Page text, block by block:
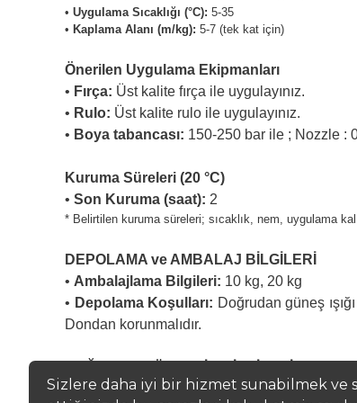
• Uygulama Sıcaklığı (°C): 5-35
• Kaplama Alanı (m/kg): 5-7 (tek kat için)
Önerilen Uygulama Ekipmanları
• Fırça: Üst kalite fırça ile uygulayınız.
• Rulo: Üst kalite rulo ile uygulayınız.
• Boya tabancası: 150-250 bar ile ; Nozzle :
Kuruma Süreleri (20 °C)
• Son Kuruma (saat): 2
* Belirtilen kuruma süreleri; sıcaklık, nem, uygulama
DEPOLAMA ve AMBALAJ BİLGİLERİ
• Ambalajlama Bilgileri: 10 kg, 20 kg
• Depolama Koşulları: Doğrudan güneş
Dondan korunmalıdır.
Ürün ambalajı üzerindeki zararlılık ve
Sizlere daha iyi bir hizmet sunabilmek ve